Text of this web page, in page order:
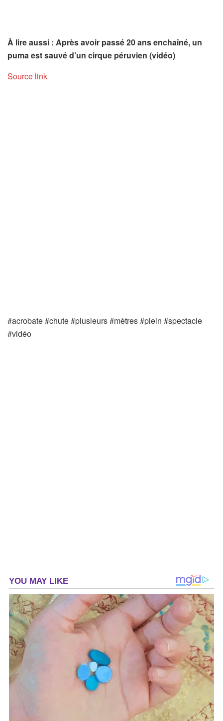
À lire aussi : Après avoir passé 20 ans enchaîné, un
puma est sauvé d’un cirque péruvien (vidéo)
Source link
#acrobate #chute #plusieurs #mètres #plein #spectacle
#vidéo